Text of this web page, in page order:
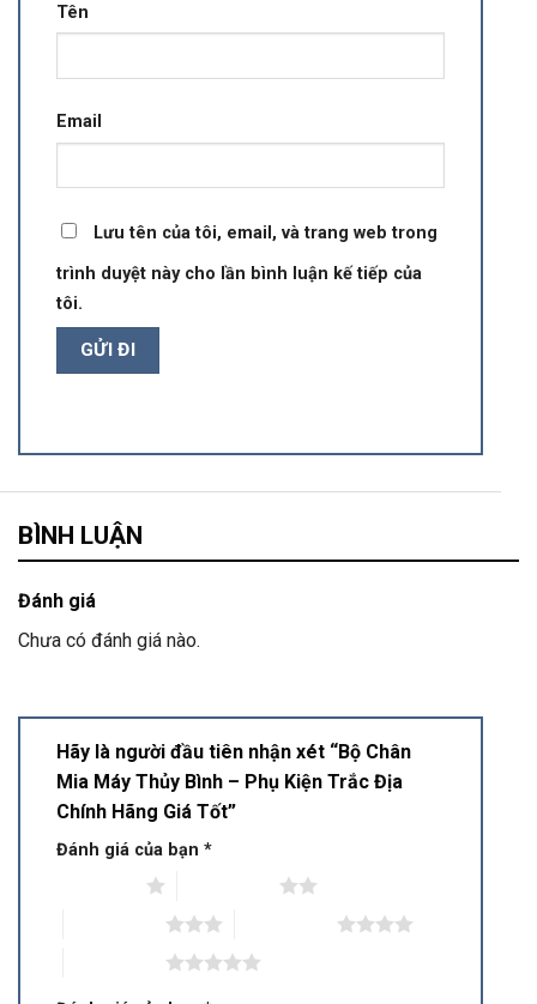
Tên
Email
Lưu tên của tôi, email, và trang web trong
trình duyệt này cho lần bình luận kế tiếp của
tôi.
BÌNH LUẬN
Đánh giá
Chưa có đánh giá nào.
Hãy là người đầu tiên nhận xét “Bộ Chân
Mia Máy Thủy Bình – Phụ Kiện Trắc Địa
Chính Hãng Giá Tốt”
Đánh giá của bạn *